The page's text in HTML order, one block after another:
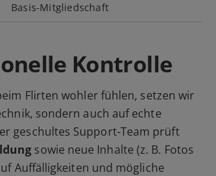
Basis-Mitgliedschaft
Kontrolle
Flirten wohler fühlen, setzen wir
sondern auch auf echte
geschultes Support-Team prüft
sowie neue Inhalte (z. B. Fotos
Auffälligkeiten und mögliche